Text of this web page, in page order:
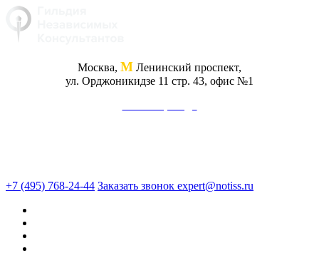
Москва, М Ленинский проспект,
ул. Орджоникидзе 11 стр. 43, офис №1
+7 (495) 768-24-44 Заказать звонок expert@notiss.ru